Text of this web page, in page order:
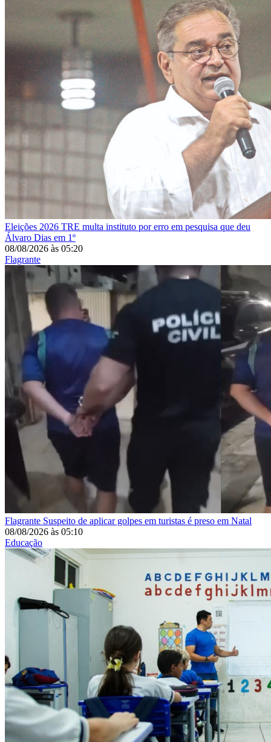
Eleições 2026 TRE multa instituto por erro em pesquisa que deu
Álvaro Dias em 1º
08/08/2026 às 05:20
Flagrante
Flagrante Suspeito de aplicar golpes em turistas é preso em Natal
08/08/2026 às 05:10
Educação